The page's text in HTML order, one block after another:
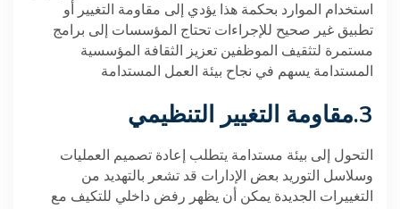
استخدام الموارد بحكمة هذا يؤدي إلى مقاومة التغيير أو
تطبيق غير صحيح للإجراءات تحتاج المؤسسات إلى برامج
مستمرة لتثقيف الموظفين تعزيز الثقافة المؤسسية
المستدامة يسهم في نجاح بيئة العمل المستدامة
.3مقاومة التغيير التنظيمي
التحول إلى بيئة مستدامة يتطلب إعادة تصميم العمليات
وسلاسل التوريد بعض الإدارات قد تشعر بالتهديد من
التغييرات الجديدة يمكن أن يظهر رفض داخلي للتكيف مع